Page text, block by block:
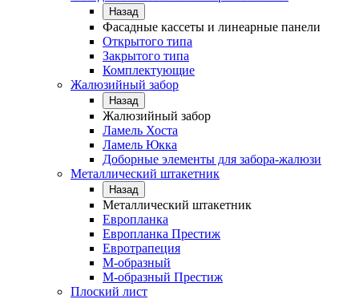
Назад
Фасадные кассеты и линеарные панели
Открытого типа
Закрытого типа
Комплектующие
Жалюзийный забор
Назад
Жалюзийный забор
Ламель Хоста
Ламель Юкка
Доборные элементы для забора-жалюзи
Металлический штакетник
Назад
Металлический штакетник
Европланка
Европланка Престиж
Евротрапеция
М-образный
М-образный Престиж
Плоский лист